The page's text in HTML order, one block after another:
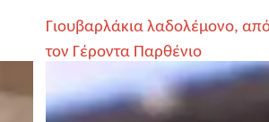
Γιουβαρλάκια λαδολέμονο,
τον Γέροντα Παρθένιο